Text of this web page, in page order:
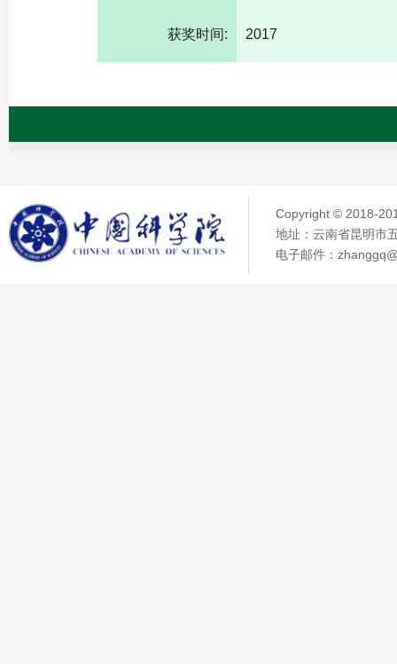
获奖时间: 2017
Copyright © 2018-
地址：云南省昆明市
电子邮件：